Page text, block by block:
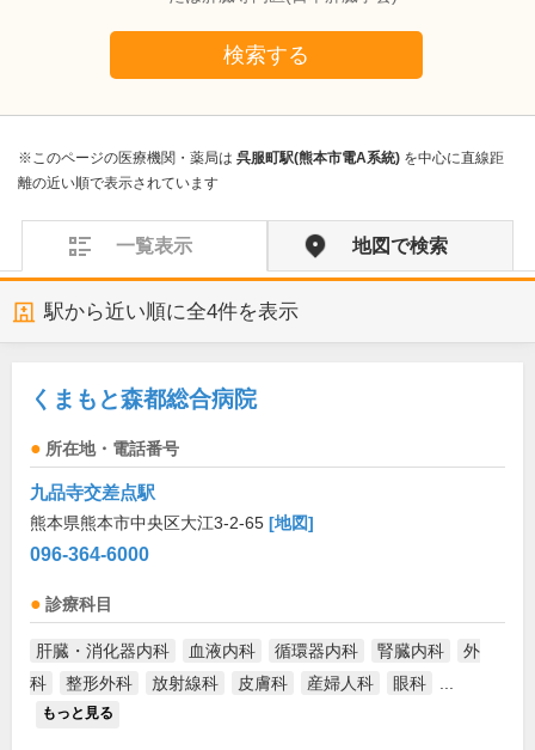
検索する
※このページの医療機関・薬局は 呉服町駅(熊本市電A系統) を中心に直線距
離の近い順で表示されています
一覧表示 地図で検索
駅から近い順に全4件を表示
くまもと森都総合病院
所在地・電話番号
九品寺交差点駅
熊本県熊本市中央区大江3-2-65 [地図]
096-364-6000
診療科目
肝臓・消化器内科 血液内科 循環器内科 腎臓内科
外
科
整形外科 放射線科 皮膚科 産婦人科 眼科
もっと見る